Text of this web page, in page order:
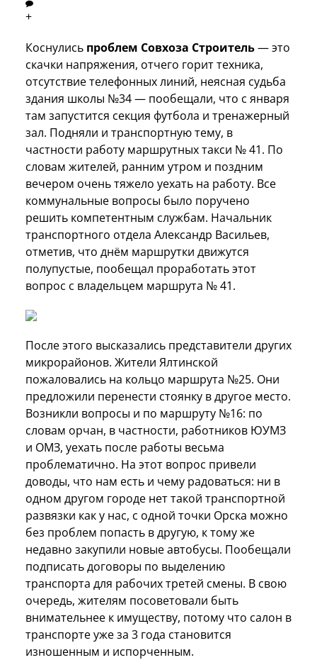
+
Коснулись проблем Совхоза Строитель— это
скачки напряжения, отчего горит техника,
отсутствие телефонных линий, неясная судьба
здания школы №34 — пообещали, что с января
там запустится секция футбола и тренажерный
зал. Подняли и транспортную тему, в
частности работу маршрутных такси № 41. По
словам жителей, ранним утром и поздним
вечером очень тяжело уехать на работу. Все
коммунальные вопросы было поручено
решить компетентным службам. Начальник
транспортного отдела Александр Васильев,
отметив, что днём маршрутки движутся
полупустые, пообещал проработать этот
вопрос с владельцем маршрута № 41.
После этого высказались представители других
микрорайонов. Жители Ялтинской
пожаловались на кольцо маршрута №25. Они
предложили перенести стоянку в другое место.
Возникли вопросы и по маршруту №16: по
словам орчан, в частности, работников ЮУМЗ
и ОМЗ, уехать после работы весьма
проблематично. На этот вопрос привели
доводы, что нам есть и чему радоваться: ни в
одном другом городе нет такой транспортной
развязки как у нас, с одной точки Орска можно
без проблем попасть в другую, к тому же
недавно закупили новые автобусы. Пообещали
подписать договоры по выделению
транспорта для рабочих третей смены. В свою
очередь, жителям посоветовали быть
внимательнее к имуществу, потому что салон в
транспорте уже за 3 года становится
изношенным и испорченным.